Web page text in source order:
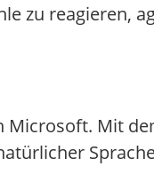
zu reagieren,
Mit